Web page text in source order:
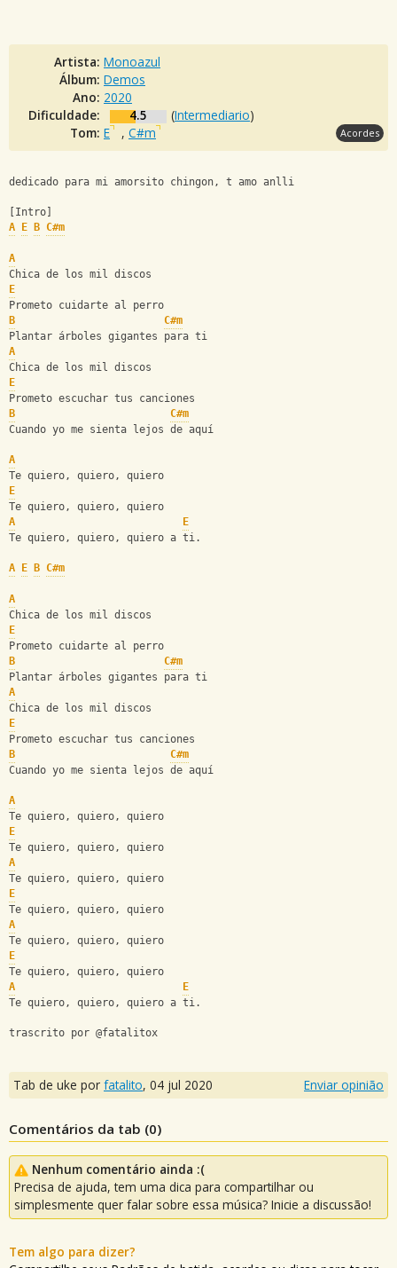
Artista: Monoazul
Álbum: Demos
Ano: 2020
Dificuldade:
4.5 (Intermediario)
Tom: E , C#m Acordes
dedicado para mi amorsito chingon, t amo anlli
[Intro]
A
E B C#m
A
Chica de los mil discos
E
Prometo cuidarte al perro
B
C#m
Plantar árboles gigantes para ti
A
Chica de los mil discos
E
Prometo escuchar tus canciones
B
C#m
Cuando yo me sienta lejos de aquí
A
Te quiero, quiero, quiero
E
Te quiero, quiero, quiero
A
E
Te quiero, quiero, quiero a ti.
A E B C#m
A
Chica de los mil discos
E
Prometo cuidarte al perro
B
C#m
Plantar árboles gigantes para ti
A
Chica de los mil discos
E
Prometo escuchar tus canciones
B
C#m
Cuando yo me sienta lejos de aquí
A
Te quiero, quiero, quiero
E
Te quiero, quiero, quiero
A
Te quiero, quiero, quiero
E
Te quiero, quiero, quiero
A
Te quiero, quiero, quiero
E
Te quiero, quiero, quiero
A
E
Te quiero, quiero, quiero a ti.
trascrito por @fatalitox
Tab de uke por fatalito, 04 jul 2020 Enviar opinião
Comentários da tab (0)
Nenhum comentário ainda :(
Precisa de ajuda, tem uma dica para compartilhar ou
simplesmente quer falar sobre essa música? Inicie a discussão!
Tem algo para dizer?